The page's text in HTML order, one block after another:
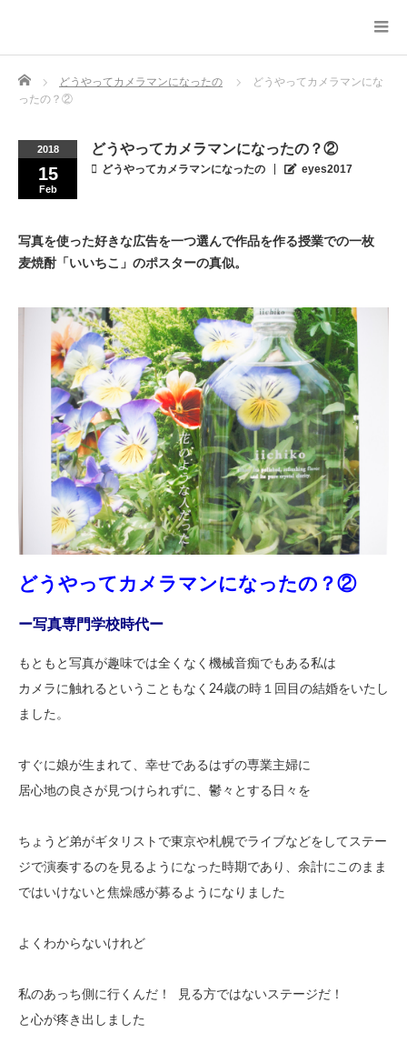
Home どうやってカメラマンになったの
どうやってカメラマンにな
ったの？②
2018
15
Feb
どうやってカメラマンになったの？②
どうやってカメラマンになったの eyes2017
写真を使った好きな広告を一つ選んで作品を作る授業での一枚
麦焼酎「いいちこ」のポスターの真似。
どうやってカメラマンになったの？②
ー写真専門学校時代ー
もともと写真が趣味では全くなく機械音痴でもある私は
カメラに触れるということもなく24歳の時１回目の結婚をいたし
ました。
すぐに娘が生まれて、幸せであるはずの専業主婦に
居心地の良さが見つけられずに、鬱々とする日々を
ちょうど弟がギタリストで東京や札幌でライブなどをしてステー
ジで演奏するのを見るようになった時期であり、余計にこのまま
ではいけないと焦燥感が募るようになりました
よくわからないけれど
私のあっち側に行くんだ！ 見る方ではないステージだ！
と心が疼き出しました